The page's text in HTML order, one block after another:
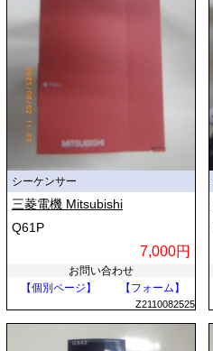
シーケンサー
三菱電機 Mitsubishi
Q61P
7,000円
お問い合わせ
【個別ページ】
【フォーム】
Z2110082525